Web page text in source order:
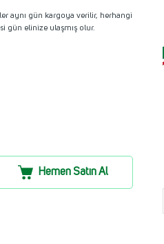
aynı gün kargoya verilir, herhangi
gün elinize ulaşmış olur.
Hemen Satın Al